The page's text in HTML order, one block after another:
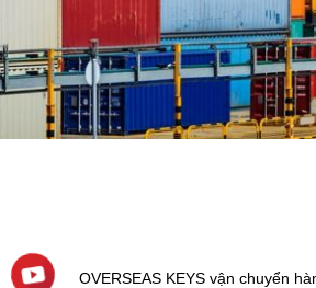
OVERSEAS KEYS vận chuyển